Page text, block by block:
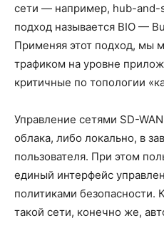
сети — например, hub-and-
подход называется BIO —
Применяя этот подход, мы
трафиком на уровне
критичные по топологии
Управление сетями SD-
облака, либо локально, в
пользователя. При этом
единый интерфейс
политиками безопасности.
такой сети, конечно же,